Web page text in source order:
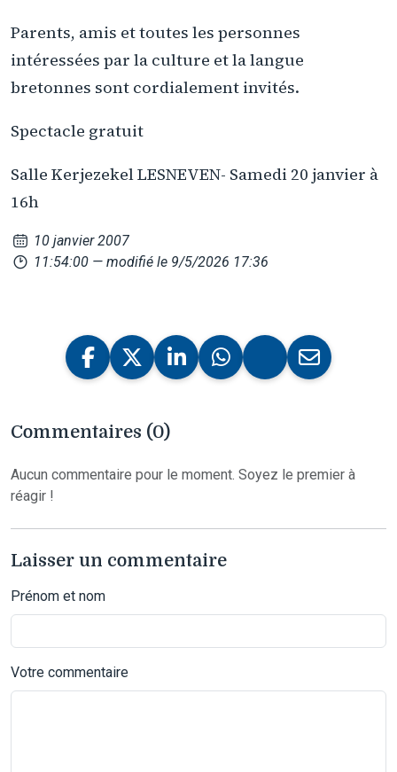
Parents, amis et toutes les personnes
intéressées par la culture et la langue
bretonnes sont cordialement invités.
Spectacle gratuit
Salle Kerjezekel LESNEVEN- Samedi 20 janvier à
16h
10 janvier 2007
11:54:00 — modifié le 9/5/2026 17:36
Commentaires (0)
Aucun commentaire pour le moment. Soyez le premier à
réagir !
Laisser un commentaire
Prénom et nom
Votre commentaire